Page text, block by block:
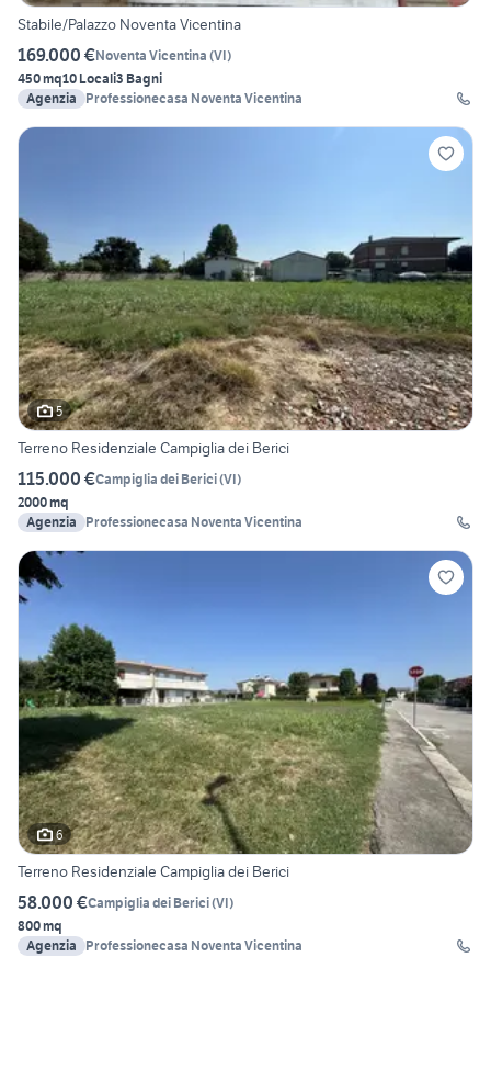
Stabile/Palazzo Noventa Vicentina
169.000 €Noventa Vicentina (VI)
450 mq10 Locali3 Bagni
Agenzia
Professionecasa Noventa Vicentina
5
Terreno Residenziale Campiglia dei Berici
115.000 €Campiglia dei Berici(VI)
2000 mq
Agenzia
Professionecasa Noventa Vicentina
6
Terreno Residenziale Campiglia dei Berici
58.000 €Campiglia dei Berici(VI)
800 mq
Agenzia
Professionecasa Noventa Vicentina